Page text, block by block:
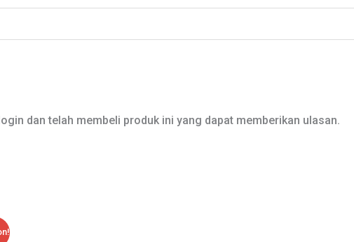
dan telah membeli produk ini yang dapat memberikan ulasan.